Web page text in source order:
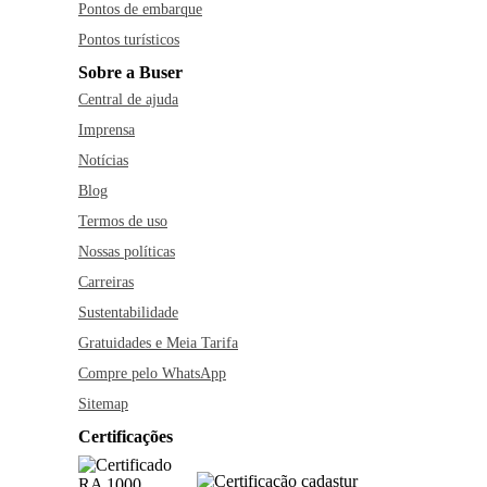
Pontos de embarque
Pontos turísticos
Sobre a Buser
Central de ajuda
Imprensa
Notícias
Blog
Termos de uso
Nossas políticas
Carreiras
Sustentabilidade
Gratuidades e Meia Tarifa
Compre pelo WhatsApp
Sitemap
Certificações